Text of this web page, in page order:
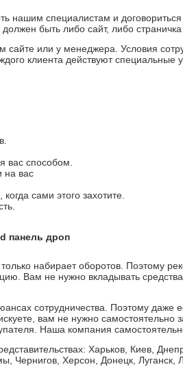
специалистам и
быть либо сайт, либо
или у менеджера. Условия
клиента действуют специальные
вас способом.
на вас
сами этого захотите.
панель дроп
набирает оборотов. Поэтому
Вам не нужно вкладывать
сотрудничества. Поэтому даже
вам не нужно самостоятельно
Наша компания
Харьков, Киев,
Херсон, Донецк,